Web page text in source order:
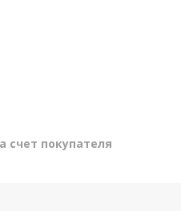
счет покупателя